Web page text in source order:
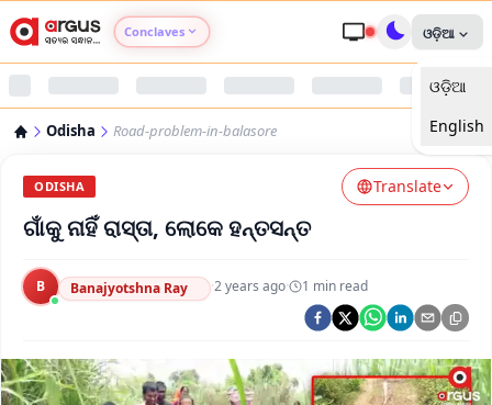
Conclaves
Argus Swaad Odisha
Argus Chalo Dekhein Apna Desh
ଓଡ଼ିଆ
ଓଡ଼ିଆ
English
Odisha Road-problem-in-balasore
ODISHA Translate
ଗାଁକୁ ନାହିଁ ରାସ୍ତା, ଲୋକେ ହନ୍ତସନ୍ତ
B Banajyotshna Ray ·2 years ago· 1 min read